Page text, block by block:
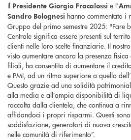
Il Presidente Giorgio Fracalossi e l’
Sandro Bolognesi hanno commentato i
Gruppo del primo semestre 2025: "Fare
Centrale significa essere presenti sul
clienti nelle loro scelte finanziarie. Il
visto aumentare ancora la presenza
filiali, ha consentito di aumentare il
e PMI, ad un ritmo superiore a quello
Questo grazie ad una solidità
alla media e all’ampia disponibilità di
raccolta dalla clientela, che continua a
affidandoci i propri risparmi. Questi
soddisfazione, generatori di nuova
nelle comunità di riferimento”.